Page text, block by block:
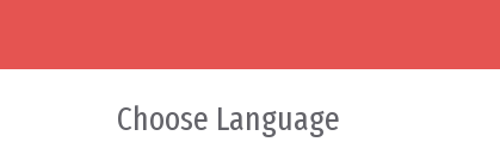
Choose Language